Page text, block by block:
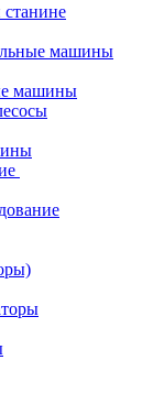
машины
машины